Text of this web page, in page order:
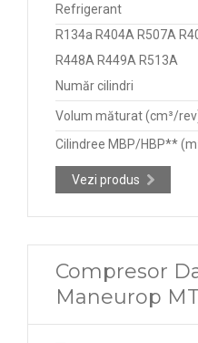
Refrigerant
R134a R404A R507A
R448A R449A R513A
Număr cilindri
Volum măturat (cm³/
Cilindree MBP/HBP**
Vezi produs
Compresor
Maneurop